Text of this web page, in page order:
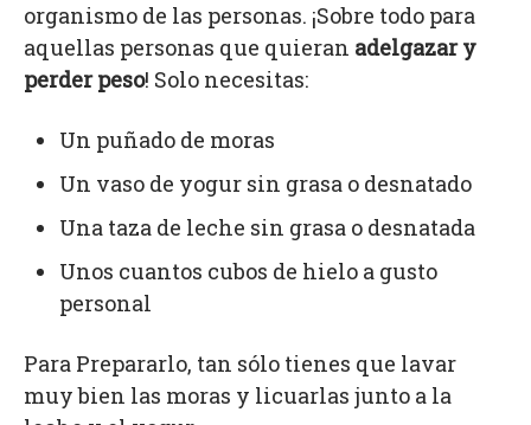
organismo de las personas. ¡Sobre todo para
aquellas personas que quieran adelgazar y
perder peso! Solo necesitas:
Un puñado de moras
Un vaso de yogur sin grasa o desnatado
Una taza de leche sin grasa o desnatada
Unos cuantos cubos de hielo a gusto
personal
Para Prepararlo, tan sólo tienes que lavar
muy bien las moras y licuarlas junto a la